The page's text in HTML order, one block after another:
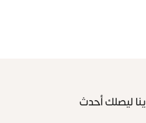
ليصلك أحدث